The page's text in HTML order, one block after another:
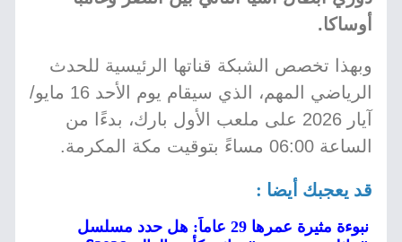
أوساكا.
وبهذا تخصص الشبكة قناتها الرئيسية للحدث
الرياضي المهم، الذي سيقام يوم الأحد 16 مايو/
آيار 2026 على ملعب الأول بارك، بدءًا من
الساعة 06:00 مساءً بتوقيت مكة المكرمة.
قد يعجبك أيضا :
نبوءة مثيرة عمرها 29 عاماً: هل حدد مسلسل